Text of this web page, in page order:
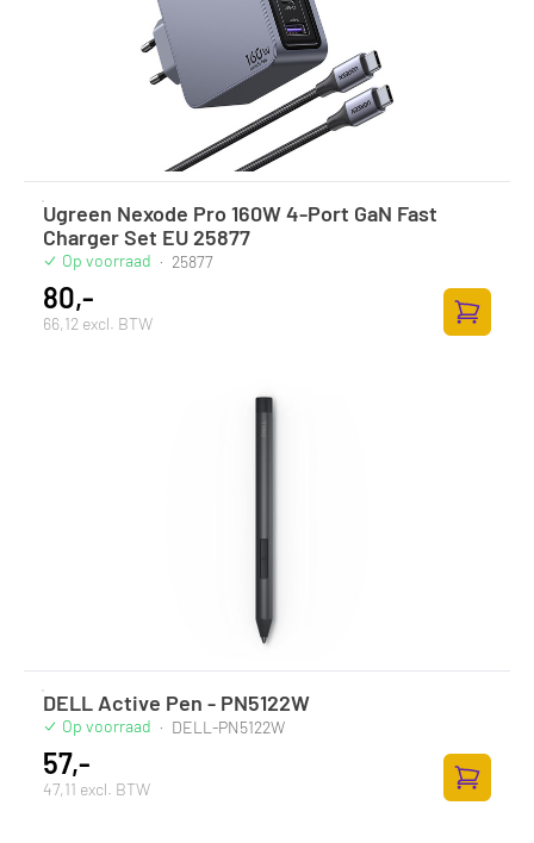
Ugreen Nexode Pro 160W 4-Port GaN Fast
Charger Set EU 25877
Op voorraad · 25877
80,-
66,12 excl. BTW
DELL Active Pen - PN5122W
Op voorraad · DELL-PN5122W
57,-
47,11 excl. BTW